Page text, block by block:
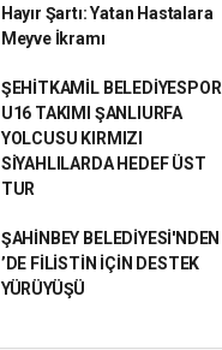
Hayır Şartı: Yatan Hastalara
Meyve İkramı
ŞEHİTKAMİL BELEDİYESPOR
U16 TAKIMI ŞANLIURFA
YOLCUSU KIRMIZI
SİYAHLILARDA HEDEF ÜST
TUR
ŞAHİNBEY BELEDİYESİ'NDEN
’DE FİLİSTİN İÇİN DESTEK
YÜRÜYÜŞÜ